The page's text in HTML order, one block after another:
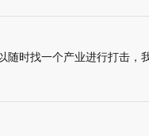
随时找一个产业进行打击，